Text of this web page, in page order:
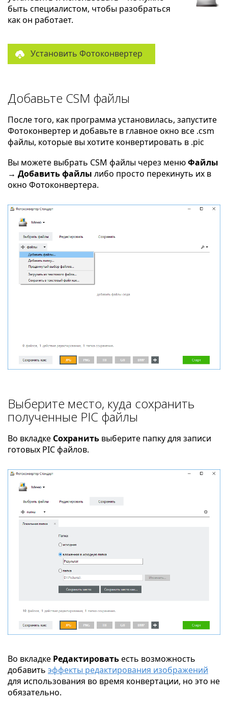
быть специалистом, чтобы разобраться
как он работает.
Установить Фотоконвертер
Добавьте CSM файлы
После того, как программа установилась, запустите
Фотоконвертер и добавьте в главное окно все .csm
файлы, которые вы хотите конвертировать в .pic
Вы можете выбрать CSM файлы через менюФайлы
→ Добавить файлы либо просто перекинуть их в
окно Фотоконвертера.
Выберите место, куда сохранить
полученные PIC файлы
Во вкладке Сохранить выберите папку для записи
готовых PIC файлов.
Во вкладке Редактироватьесть возможность
добавить эффекты редактирования изображений
для использования во время конвертации, но это не
обязательно.